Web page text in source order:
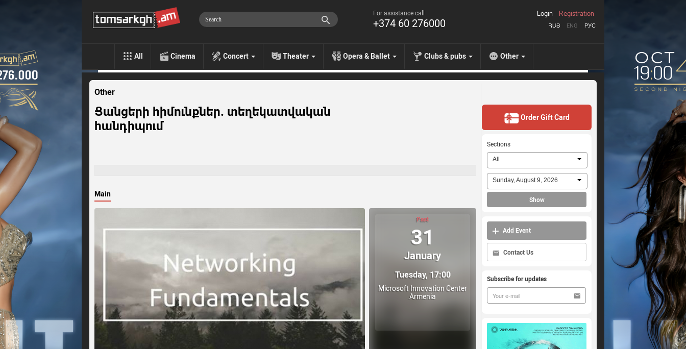
For assistance call
+374 60 276000 ՀԱՅ ENG РУС
Login Registration
All Cinema Concert Theater Opera & Ballet Clubs & pubs Other
Other
Ցանցերի հիմունքներ. տեղեկատվական
հանդիպում
Main
Past
31
January
Tuesday, 17:00
Microsoft Innovation Center
Armenia
Order Gift Card
Sections
All
Sunday, August 9, 2026
Show
Add Event
Contact Us
Subscribe for updates